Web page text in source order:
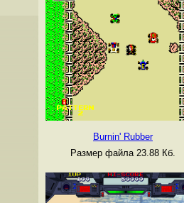
Burnin' Rubber
Размер файла 23.88 Кб.